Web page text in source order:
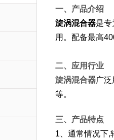
一、产品介绍
旋涡混合器是
用。配备最高
二、应用行业
旋涡混合器广
等。
三、产品特点
1、通常情况下,